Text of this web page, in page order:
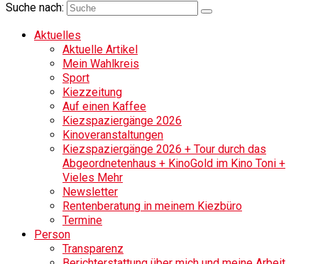
Suche nach:
Aktuelles
Aktuelle Artikel
Mein Wahlkreis
Sport
Kiezzeitung
Auf einen Kaffee
Kiezspaziergänge 2026
Kinoveranstaltungen
Kiezspaziergänge 2026 + Tour durch das
Abgeordnetenhaus + KinoGold im Kino Toni +
Vieles Mehr
Newsletter
Rentenberatung in meinem Kiezbüro
Termine
Person
Transparenz